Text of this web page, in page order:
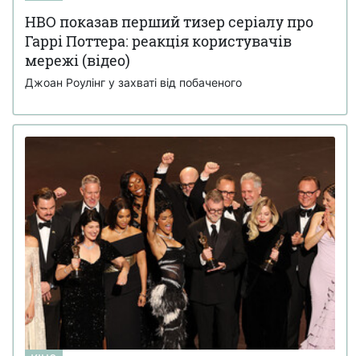
HBO показав перший тизер серіалу про
Гаррі Поттера: реакція користувачів
мережі (відео)
Джоан Роулінг у захваті від побаченого